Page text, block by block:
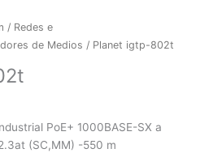
/ Redes e
de Medios / Planet igtp-802t
PoE+ 1000BASE-SX a
(SC,MM) -550 m